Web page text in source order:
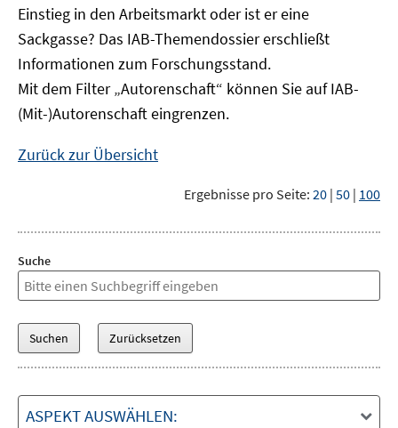
Einstieg in den Arbeitsmarkt oder ist er eine
Sackgasse? Das IAB-Themendossier erschließt
Informationen zum Forschungsstand.
Mit dem Filter „Autorenschaft“ können Sie auf IAB-
(Mit-)Autorenschaft eingrenzen.
Zurück zur Übersicht
Ergebnisse pro Seite: 20 | 50 | 100
Suche
ASPEKT AUSWÄHLEN: